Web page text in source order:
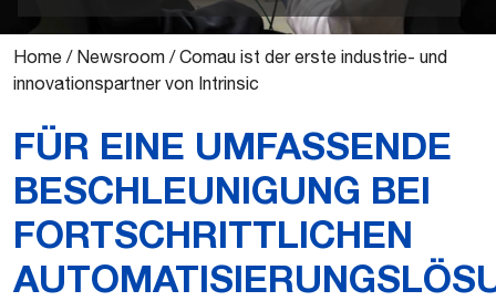
Home / Newsroom /Comau ist der erste industrie- und
innovationspartner von Intrinsic
FÜR EINE UMFASSENDE
BESCHLEUNIGUNG BEI
FORTSCHRITTLICHEN